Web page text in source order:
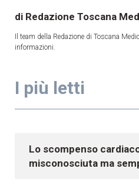
Redazione Toscana
Il team della Redazione di Toscana
informazioni.
I più letti
Lo scompenso
misconosciuta ma